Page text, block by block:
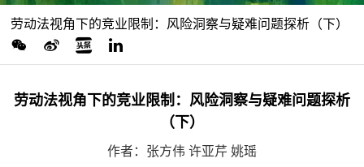
劳动法视角下的竞业限制：风险洞察与疑难问题探析（下）
劳动法视角下的竞业限制：风险洞察与疑难问题探析
（下）
作者：张方伟 许亚芹 姚瑶